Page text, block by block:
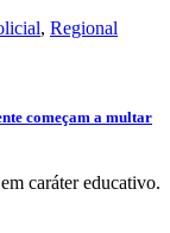
, Regional
começam a multar
caráter educativo.